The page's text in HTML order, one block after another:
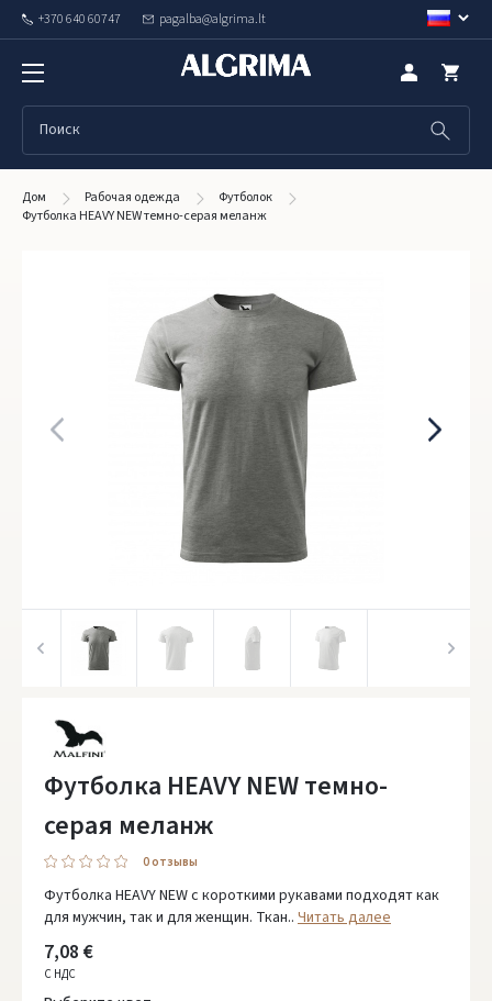
+370 640 60747 pagalba@algrima.lt
Дом Рабочая одежда
Футболок
Футболка HEAVY NEW темно-серая меланж
Футболка HEAVY NEW темно-
серая меланж
0 oтзывы
Футболкa HEAVY NEW с короткими рукавами подходят как
для мужчин, так и для женщин. Ткан.. Читать далее
7,08 €
С НДС